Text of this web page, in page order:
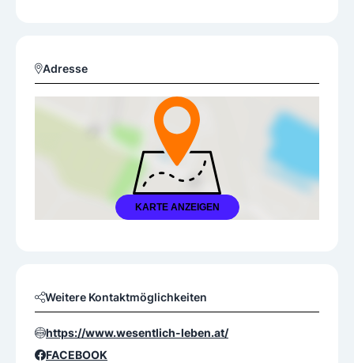
Adresse
KARTE ANZEIGEN
Weitere Kontaktmöglichkeiten
https://www.wesentlich-leben.at/
FACEBOOK